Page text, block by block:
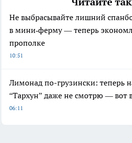
Не выбрасывайте лишний
в мини‑ферму — теперь
прополке
10:51
Лимонад по-грузински: теперь
“Тархун” даже не смотрю — вот
06:11